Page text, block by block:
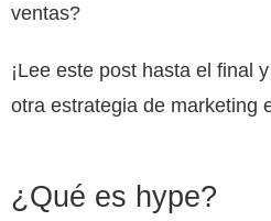
ventas?
¡Lee este post hasta el final
otra estrategia de marketing
¿Qué es hype?